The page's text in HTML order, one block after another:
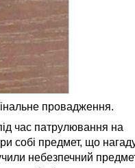
провадження.
час патрулювання на
собі предмет, що
небезпечний